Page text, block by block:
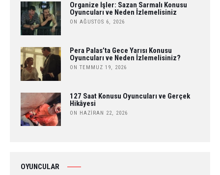
Organize İşler: Sazan Sarmalı Konusu
Oyuncuları ve Neden İzlemelisiniz
ON AĞUSTOS 6, 2026
Pera Palas’ta Gece Yarısı Konusu
Oyuncuları ve Neden İzlemelisiniz?
ON TEMMUZ 19, 2026
127 Saat Konusu Oyuncuları ve Gerçek
Hikâyesi
ON HAZIRAN 22, 2026
OYUNCULAR